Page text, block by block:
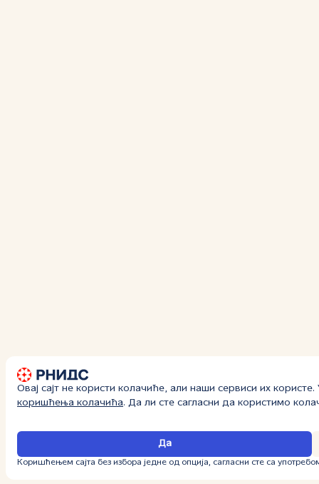
Овај сајт не користи колачиће, али наши сервиси их
коришћења колачића. Да ли сте сагласни да користимо
Да
Коришћењем сајта без избора једне од опција, сагласни сте са